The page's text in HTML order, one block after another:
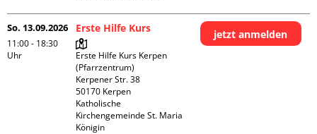
So. 13.09.2026
11:00 - 18:30
Uhr
Erste Hilfe Kurs
Erste Hilfe Kurs Kerpen
(Pfarrzentrum)
Kerpener Str. 38
50170 Kerpen
Katholische
Kirchengemeinde St. Maria
Königin
jetzt anmelden